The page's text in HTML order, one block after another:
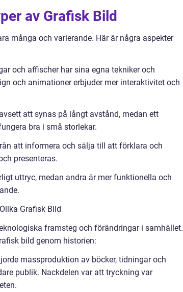
av Grafisk Bild
många och varierande. Här är några aspekter
och affischer har sina egna tekniker och
och animationer erbjuder mer interaktivitet och
att synas på långt avstånd, medan ett
bra i små storlekar.
att informera och sälja till att förklara och
presenteras.
uttryc, medan andra är mer funktionella och
Grafisk Bild
framsteg och förändringar i samhället.
bild genom historien:
massproduktion av böcker, tidningar och
publik. Nackdelen var att tryckning var